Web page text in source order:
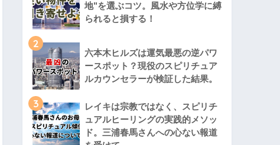
地"を選ぶコツ。風水や方位学に縛
られると損する！
2
六本木ヒルズは運気最悪の逆パワ
ースポット？現役のスピリチュア
ルカウンセラーが検証した結果。
3
レイキは宗教ではなく、スピリチ
ュアルヒーリングの実践的メソッ
ド。三浦春馬さんへの心ない報道